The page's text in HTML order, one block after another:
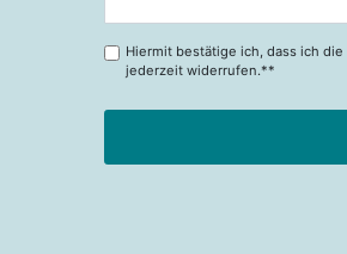
Hiermit bestätige ich, dass ich die
jederzeit widerrufen.**